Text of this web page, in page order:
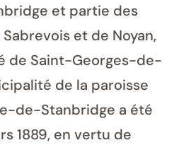
et partie des
et de Noyan,
de Saint-Georges-de-
de la paroisse
de-Stanbridge a été
1889, en vertu de